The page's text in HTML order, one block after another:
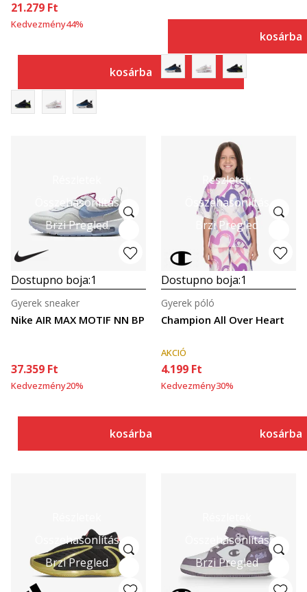
21.279 Ft
Kedvezmény44%
kosárba
kosárba
Összehasonlítás
Brzi Pregled
Dostupno boja:1
Nike AIR MAX MOTIF NN BP
Gyerek sneaker
37.359 Ft
Kedvezmény20%
kosárba
Részletek
Összehasonlítás
Brzi Pregled
Dostupno boja:1
Champion All Over Heart
Gyerek póló
AKCIÓ
4.199 Ft
Kedvezmény30%
kosárba
Összehasonlítás
Brzi Pregled
Összehasonlítás
Brzi Pregled